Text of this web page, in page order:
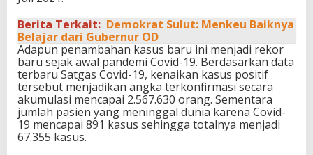
Berita Terkait: Demokrat Sulut: Menkeu Baiknya
Belajar dari Gubernur OD
Adapun penambahan kasus baru ini menjadi rekor
baru sejak awal pandemi Covid-19. Berdasarkan data
terbaru Satgas Covid-19, kenaikan kasus positif
tersebut menjadikan angka terkonfirmasi secara
akumulasi mencapai 2.567.630 orang. Sementara
jumlah pasien yang meninggal dunia karena Covid-
19 mencapai 891 kasus sehingga totalnya menjadi
67.355 kasus.